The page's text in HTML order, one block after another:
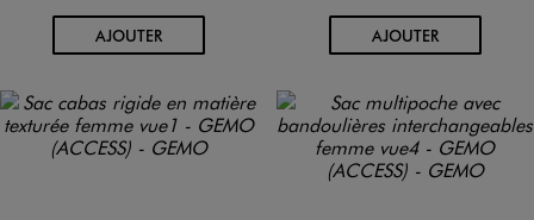
AJOUTERAU PANIER AJOUTERAU PANIER